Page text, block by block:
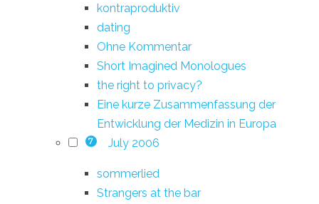
kontraproduktiv
dating
Ohne Kommentar
Short Imagined Monologues
the right to privacy?
Eine kurze Zusammenfassung der
Entwicklung der Medizin in Europa
7 July 2006
sommerlied
Strangers at the bar